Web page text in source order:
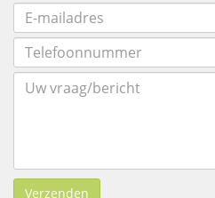
Verzenden